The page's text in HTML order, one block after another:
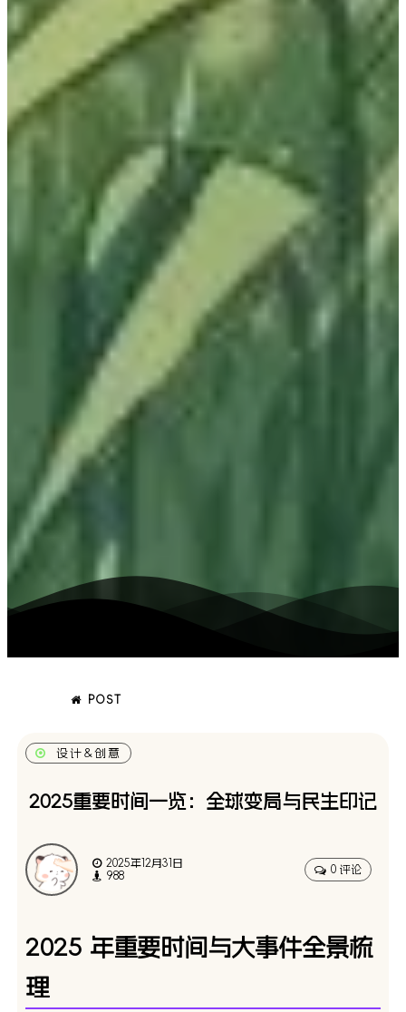
POST
设计&创意
2025重要时间一览：全球变局与民生印记
2025年12月31日
988
0 评论
2025 年重要时间与大事件全景梳
理